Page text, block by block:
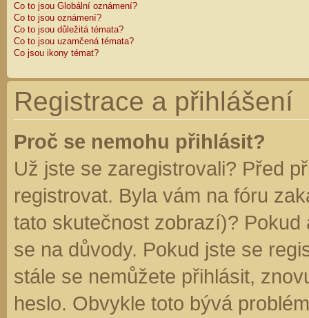
Co to jsou Globální oznámení?
Co to jsou oznámení?
Co to jsou důležitá témata?
Co to jsou uzamčená témata?
Co jsou ikony témat?
Registrace a přihlášení
Proč se nemohu přihlásit?
Už jste se zaregistrovali? Před
registrovat. Byla vám na fóru
tato skutečnost zobrazí)?
se na důvody. Pokud jste se
stále se nemůžete přihlásit,
heslo. Obvykle toto bývá